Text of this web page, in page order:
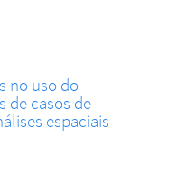
no uso do
de casos de
espaciais